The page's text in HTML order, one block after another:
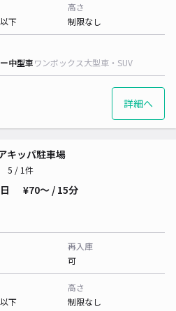
下
高さ
制限なし
中型車ワンボックス大型車・SUV
詳細へ
キッパ駐車場
5 / 1件
¥70〜 / 15分
再入庫
可
下
高さ
制限なし